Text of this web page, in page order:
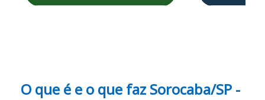
O que é e o que faz Sorocaba/SP -